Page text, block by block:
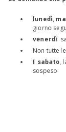
lunedì,
giorno
venerdì:
Non tutte
Il sabato,
sospeso